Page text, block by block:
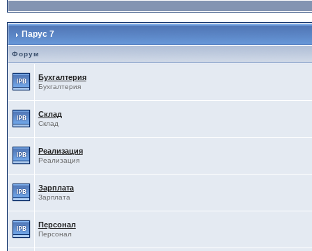
Парус 7
Форум
Бухгалтерия
Бухгалтерия
Склад
Склад
Реализация
Реализация
Зарплата
Зарплата
Персонал
Персонал